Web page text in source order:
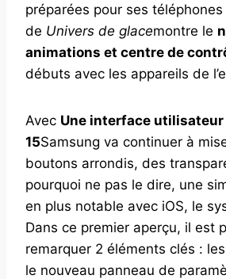
préparées pour ses
de Univers de glacemontre le
animations et centre de
débuts avec les appareils de
Avec Une interface utilisateur
15Samsung va continuer à
boutons arrondis, des
pourquoi ne pas le dire, une
en plus notable avec iOS, le
Dans ce premier aperçu, il est
remarquer 2 éléments clés :
le nouveau panneau de